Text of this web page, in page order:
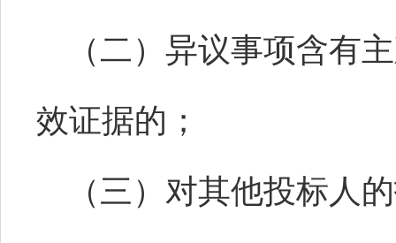
（二）异议事项含有
效证据的；
（三）对其他投标人